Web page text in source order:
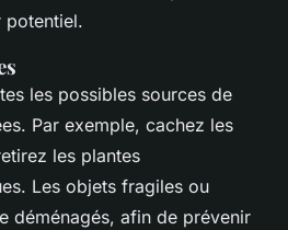
potentiel.
les possibles sources de
Par exemple, cachez les
les plantes
Les objets fragiles ou
déménagés, afin de prévenir